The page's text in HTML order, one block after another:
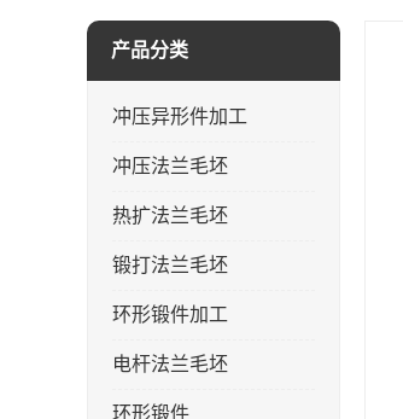
产品分类
冲压异形件加工
冲压法兰毛坯
热扩法兰毛坯
锻打法兰毛坯
环形锻件加工
电杆法兰毛坯
环形锻件